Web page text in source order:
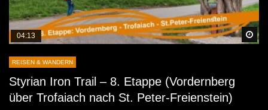
04:13
REISEN & WANDERN
Styrian Iron Trail – 8. Etappe (Vordernberg
über Trofaiach nach St. Peter-Freienstein)